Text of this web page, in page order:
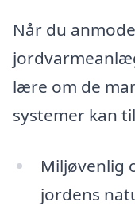
Når du
lære om de
systemer kan
Miljøvenlig
jordens